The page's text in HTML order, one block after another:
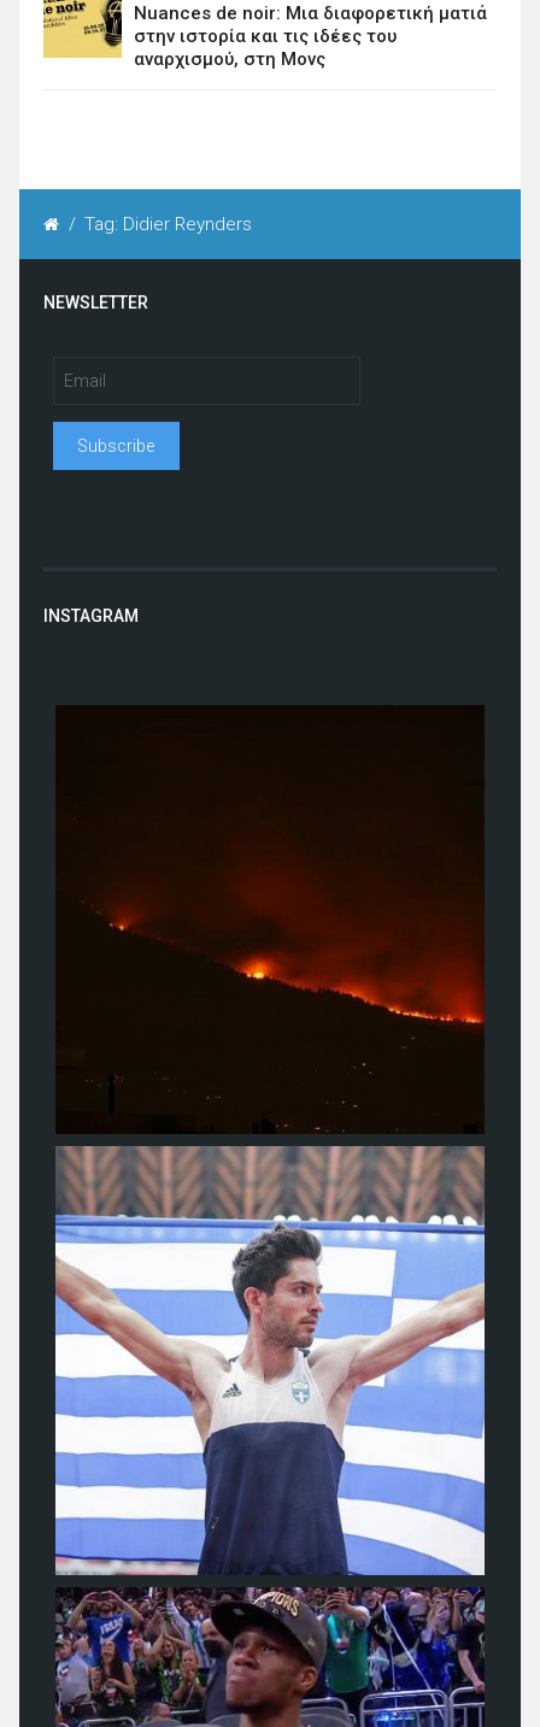
Nuances de noir: Μια διαφορετική ματιά
στην ιστορία και τις ιδέες του
αναρχισμού, στη Μονς
/ Tag: Didier Reynders
NEWSLETTER
INSTAGRAM